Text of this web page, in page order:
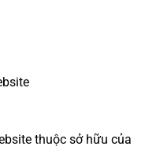
thuộc sở hữu của